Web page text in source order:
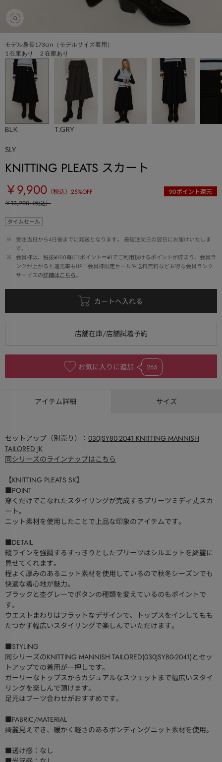
モデル身長173cm（モデルサイズ着用）
1 在庫あり 2 在庫あり
BLK T.GRY
SLY
KNITTING PLEATS スカート
￥9,900 （税込） 25%OFF 90ポイント還元
￥13,200（税込）
タイムセール
※
受注当日から4日後までに発送となります。 最短注文日の翌日にお届けいたしま
す。
※
会員様は、税抜¥100毎に1ポイント＝¥1でご利用頂けるポイントが貯まり、会員ラ
ンクが上がると還元率もUP！会員様限定セールや送料無料などお得な会員ランク
サービスの詳細はこちら。
お気に入りに追加 265
アイテム詳細 サイズ
セットアップ（別売り）： 030JSY80-2041 KNITTING MANNISH
TAILORED JK
同シリーズのラインナップはこちら
【KNITTING PLEATS SK】
■POINT
穿くだけでこなれたスタイリングが完成するプリーツミディ丈スカ
ート。
ニット素材を使用したことで上品な印象のアイテムです。
■DETAIL
縦ラインを強調するすっきりとしたプリーツはシルエットを綺麗に
見せてくれます。
程よく厚みのあるニット素材を使用しているので秋冬シーズンでも
快適な着心地が魅力。
ブラックと杢グレーでボタンの種類を変えているのもポイントで
す。
ウエストまわりはフラットなデザインで、トップスをインしてもも
たつかず幅広いスタイリングで楽しんでいただけます。
■STYLING
同シリーズのKNITTING MANNISH TAILORED(030JSY80-2041)とセッ
トアップでの着用が一押しです。
ガーリーなトップスからカジュアルなスウェットまで幅広いスタイ
リングを楽しんで頂けます。
足元はブーツ合わせがおすすめです。
■FABRIC/MATERIAL
綺麗見えでき、暖かく軽さのあるボンディングニット素材を使用。
■透け感：なし